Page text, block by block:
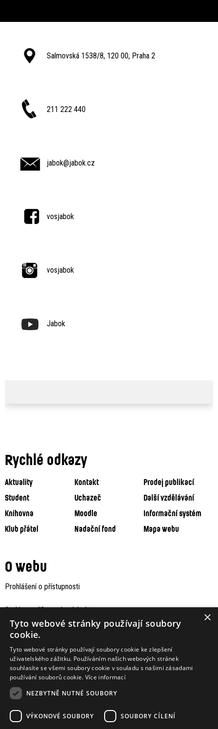
Salmovská 1538/8, 120 00, Praha 2
211 222 440
jabok@jabok.cz
vosjabok
vosjabok
Jabok
Rychlé odkazy
Aktuality Kontakt
Prodej publikací
Student
Uchazeč
Další vzdělávání
Knihovna
Moodle
Informační systém
Klub přátel
Nadační fond Mapa webu
O webu
Prohlášení o přístupnosti
Archiv staršího webu Jaboku ×
Tyto webové stránky používají soubory
cookie.
Tyto webové stránky používají soubory cookie ke zlepšení
uživatelského zážitku. Používáním našich webových stránek
souhlasíte se všemi soubory cookie v souladu s našimi zásadami
používání souborů cookie. Více informací
NEZBYTNĚ NUTNÉ SOUBORY
VÝKONOVÉ SOUBORY SOUBORY CÍLENÍ